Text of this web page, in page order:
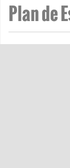
Plan de